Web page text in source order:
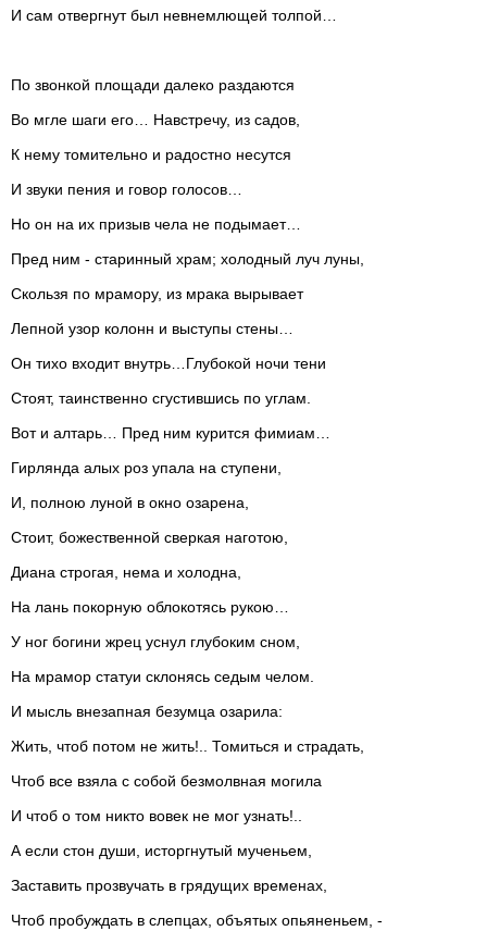
И сам отвергнут был невнемлющей толпой…
По звонкой площади далеко раздаются
Во мгле шаги его… Навстречу, из садов,
К нему томительно и радостно несутся
И звуки пения и говор голосов…
Но он на их призыв чела не подымает…
Пред ним - старинный храм; холодный луч луны,
Скользя по мрамору, из мрака вырывает
Лепной узор колонн и выступы стены…
Он тихо входит внутрь…Глубокой ночи тени
Стоят, таинственно сгустившись по углам.
Вот и алтарь… Пред ним курится фимиам…
Гирлянда алых роз упала на ступени,
И, полною луной в окно озарена,
Стоит, божественной сверкая наготою,
Диана строгая, нема и холодна,
На лань покорную облокотясь рукою…
У ног богини жрец уснул глубоким сном,
На мрамор статуи склонясь седым челом.
И мысль внезапная безумца озарила:
Жить, чтоб потом не жить!.. Томиться и страдать,
Чтоб все взяла с собой безмолвная могила
И чтоб о том никто вовек не мог узнать!..
А если стон души, исторгнутый мученьем,
Заставить прозвучать в грядущих временах,
Чтоб пробуждать в слепцах, объятых опьяненьем, -